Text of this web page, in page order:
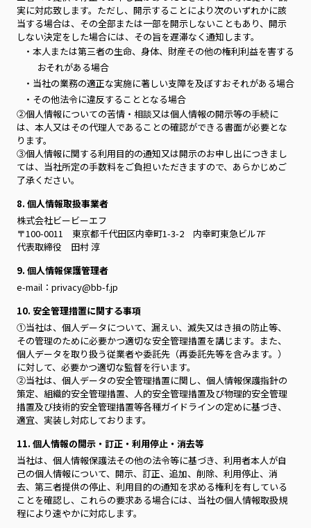
実に対応致します。ただし、開示することにより次のいずれかに該
当する場合は、その全部または一部を開示しないこともあり、開示
しない決定をした場合には、その旨を遅滞なく通知します。
・本人または第三者の生命、身体、財産その他の権利利益を害する
おそれがある場合
・当社の業務の適正な実施に著しい支障を及ぼすおそれがある場合
・その他法令に違反することとなる場合
②個人情報についての苦情・相談又は個人情報の開示等の手続に
は、本人又はその代理人であることの確認ができる書面が必要とな
ります。
③個人情報に関する利用目的の通知又は開示のお申し出につきまし
ては、当社所定の手数料をご負担いただきますので、あらかじめご
了承ください。
8. 個人情報取扱事業者
株式会社ビービーエフ
〒100-0011 東京都千代田区内幸町1-3-2 内幸町東急ビル7F
代表取締役 田村 淳
9. 個人情報保護管理者
e-mail：privacy@bb-f.jp
10. 安全管理措置に関する事項
①当社は、個人データについて、漏えい、滅失又はき損の防止等、
その管理のために必要かつ適切な安全管理措置を講じます。また、
個人データを取り扱う従業者や委託先（再委託先等を含みます。）
に対して、必要かつ適切な監督を行います。
②当社は、個人データの安全管理措置に関し、個人情報保護指針の
策定、組織的安全管理措置、人的安全管理措置及び物理的安全管理
措置及び技術的安全管理措置等各種ガイドラインの定めに基づき、
適宜、実装し対応しております。
11. 個人情報の開示・訂正・利用停止・消去等
当社は、個人情報保護法その他の法令等に基づき、利用者本人が自
己の個人情報について、開示、訂正、追加、削除、利用停止、消
去、第三者提供の停止、利用目的の通知を求める権利を有している
ことを確認し、これらの要求ある場合には、当社の個人情報取扱規
程により速やかに対応します。